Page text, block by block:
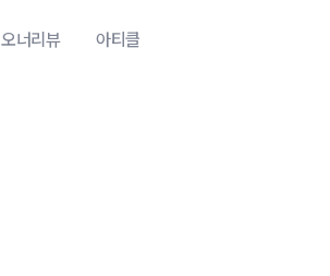
오너리뷰 아티클